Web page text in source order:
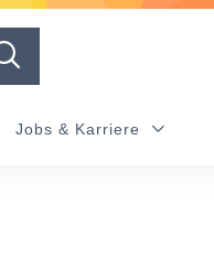
Jobs & Karriere